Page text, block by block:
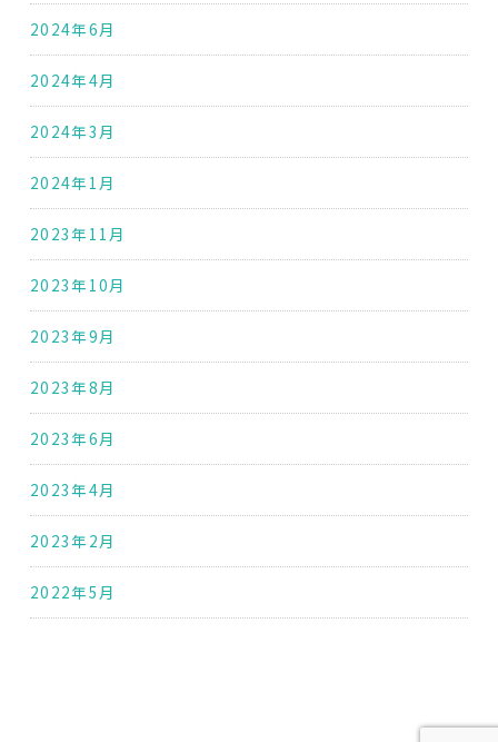
2024年6月
2024年4月
2024年3月
2024年1月
2023年11月
2023年10月
2023年9月
2023年8月
2023年6月
2023年4月
2023年2月
2022年5月